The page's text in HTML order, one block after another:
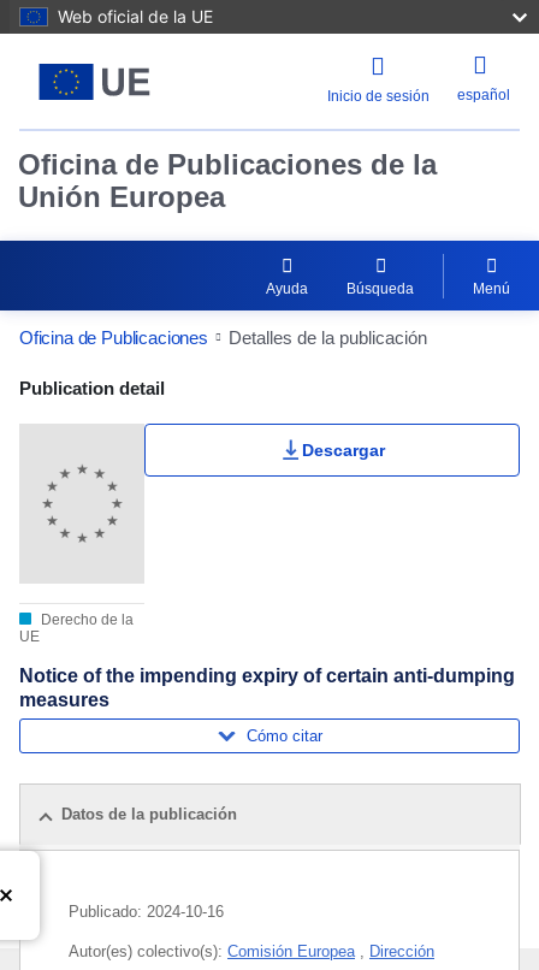
Web oficial de la UE
Inicio de sesión español
Oficina de Publicaciones de la
Unión Europea
Ayuda Búsqueda Menú
Oficina de Publicaciones Detalles de la publicación
Publication Detail Actions Portlet
Publication detail
Derecho de la
UE
Descargar
Notice of the impending expiry of certain anti-dumping
measures
Cómo citar
Datos de la publicación
Publicado: 2024-10-16
Autor(es) colectivo(s): Comisión Europea , Dirección